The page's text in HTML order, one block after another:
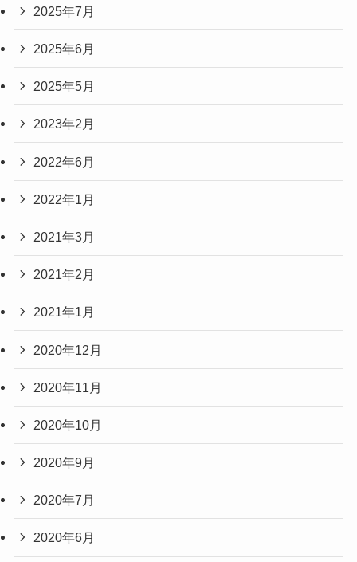
2025年7月
2025年6月
2025年5月
2023年2月
2022年6月
2022年1月
2021年3月
2021年2月
2021年1月
2020年12月
2020年11月
2020年10月
2020年9月
2020年7月
2020年6月